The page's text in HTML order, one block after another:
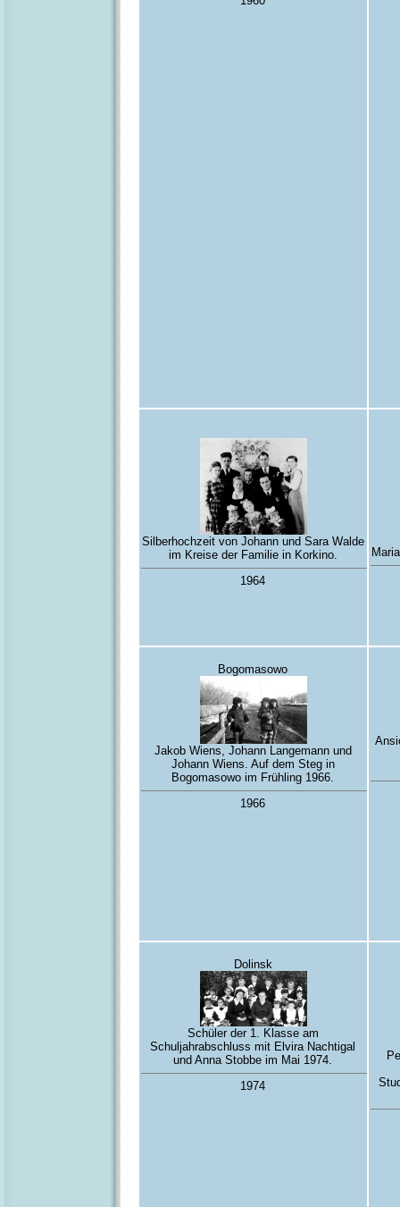
Silberhochzeit von Johann und Sara Walde
im Kreise der Familie in Korkino.
1964
Bogomasowo
Jakob Wiens, Johann Langemann und
Johann Wiens. Auf dem Steg in
Bogomasowo im Frühling 1966.
1966
Dolinsk
Schüler der 1. Klasse am
Schuljahrabschluss mit Elvira Nachtigal
und Anna Stobbe im Mai 1974.
1974